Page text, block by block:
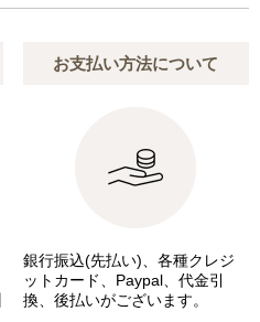
お支払い方法について
銀行振込(先払い)、各種クレジ
ットカード、Paypal、代金引
換、後払いがございます。